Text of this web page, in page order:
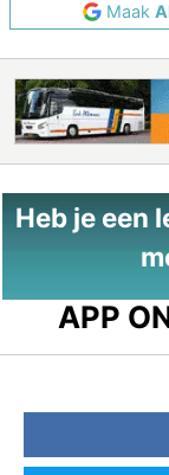
Maak
Heb je een
APP